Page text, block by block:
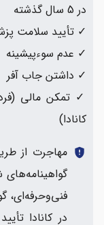
در 5 سال گذشته
✓ تأیید سلامت
✓ عدم سوءپیشینه
✓ داشتن جاب آفر
کانادا)
gpp_maybe مهاجرت از
فنی‌و‌حرفه‌ای،
در کانادا